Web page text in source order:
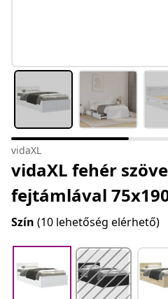
vidaXL
vidaXL fehér
fejtámlával
Szín (10 lehetőség elérhető)